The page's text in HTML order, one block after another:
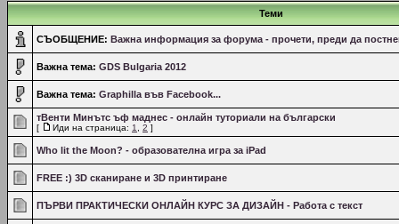
Теми
СЪОБЩЕНИЕ: Важна информация за форума - прочети, преди да
Важна тема: GDS Bulgaria 2012
Важна тема: Graphilla във Facebook...
тВенти Минътс ъф маднес - онлайн туториали на български
[ Иди на страница: 1 2 ]
Who lit the Moon? - образователна игра за iPad
FREE :) 3D сканиране и 3D принтиране
ПЪРВИ ПРАКТИЧЕСКИ ОНЛАЙН КУРС ЗА ДИЗАЙН - Работа с текст